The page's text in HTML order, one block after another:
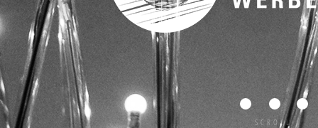
SCROLL